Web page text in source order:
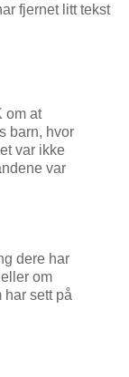
fjernet litt tekst
om at
barn, hvor
var ikke
var
dere har
om
har sett på